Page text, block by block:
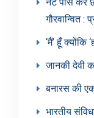
गौरवान्वित :
‘मैं’ हूँ क्योंकि
जानकी देवी
बनारस की एक
भारतीय